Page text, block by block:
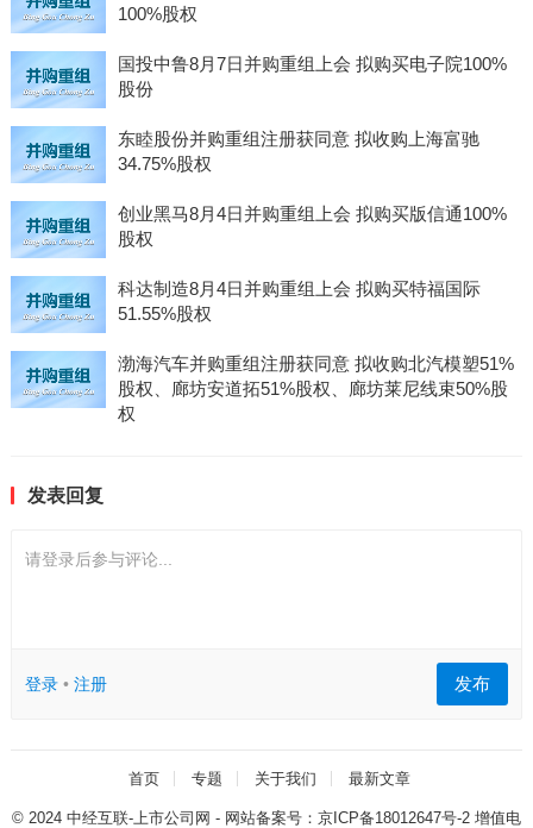
100%股权
国投中鲁8月7日并购重组上会 拟购买电子院100%
股份
东睦股份并购重组注册获同意 拟收购上海富驰
34.75%股权
创业黑马8月4日并购重组上会 拟购买版信通100%
股权
科达制造8月4日并购重组上会 拟购买特福国际
51.55%股权
渤海汽车并购重组注册获同意 拟收购北汽模塑51%
股权、廊坊安道拓51%股权、廊坊莱尼线束50%股
权
发表回复
请登录后参与评论...
登录• 注册 发布
首页 专题 关于我们 最新文章
© 2024 中经互联-上市公司网 - 网站备案号： 京ICP备18012647号-2增值电